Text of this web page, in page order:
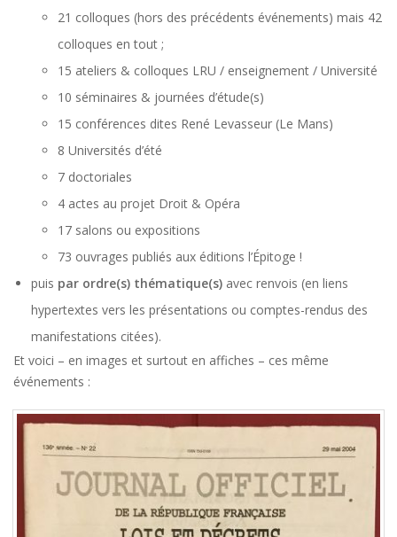
21 colloques (hors des précédents événements) mais 42
colloques en tout ;
15 ateliers & colloques LRU / enseignement / Université
10 séminaires & journées d’étude(s)
15 conférences dites René Levasseur (Le Mans)
8 Universités d’été
7 doctoriales
4 actes au projet Droit & Opéra
17 salons ou expositions
73 ouvrages publiés aux éditions l’Épitoge !
puis par ordre(s) thématique(s) avec renvois (en liens
hypertextes vers les présentations ou comptes-rendus des
manifestations citées).
Et voici – en images et surtout en affiches – ces même
événements :